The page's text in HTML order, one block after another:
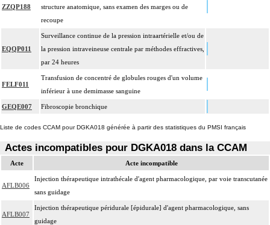
ZZQP188
structure anatomique, sans examen des marges ou de
recoupe
EQQP011
Surveillance continue de la pression intraartérielle et/ou de
la pression intraveineuse centrale par méthodes effractives,
par 24 heures
FELF011
Transfusion de concentré de globules rouges d'un volume
inférieur à une demimasse sanguine
GEQE007 Fibroscopie bronchique
Liste de codes CCAM pour DGKA018 générée à partir des statistiques du PMSI français
Actes incompatibles pour DGKA018 dans la CCAM
Acte Acte incompatible
AFLB006
Injection thérapeutique intrathécale d'agent pharmacologique, par voie transcutanée
sans guidage
AFLB007
Injection thérapeutique péridurale [épidurale] d'agent pharmacologique, sans
guidage